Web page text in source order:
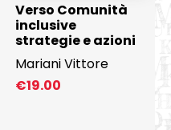
Verso Comunità
inclusive
strategie e azioni
Mariani Vittore
€19.00